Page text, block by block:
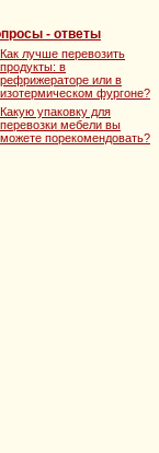
- ответы
Как лучше перевозить
продукты: в
рефрижераторе или в
изотермическом фургоне?
Какую упаковку для
перевозки мебели вы
можете порекомендовать?